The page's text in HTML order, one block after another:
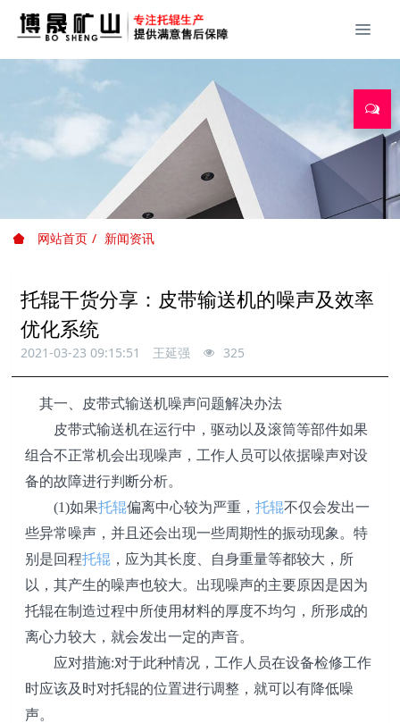
网站首页 新闻资讯
托辊干货分享：皮带输送机的噪声及效率
优化系统
2021-03-23 09:15:51 王延强 325
其一、皮带式输送机噪声问题解决办法
皮带式输送机在运行中，驱动以及滚筒等部件如果
组合不正常机会出现噪声，工作人员可以依据噪声对设
备的故障进行判断分析。
(1)如果托辊偏离中心较为严重，托辊不仅会发出一
些异常噪声，并且还会出现一些周期性的振动现象。特
别是回程托辊 ，应为其长度、自身重量等都较大，所
以，其产生的噪声也较大。出现噪声的主要原因是因为
托辊在制造过程中所使用材料的厚度不均匀，所形成的
离心力较大，就会发出一定的声音。
应对措施:对于此种情况，工作人员在设备检修工作
时应该及时对托辊的位置进行调整，就可以有降低噪
声。